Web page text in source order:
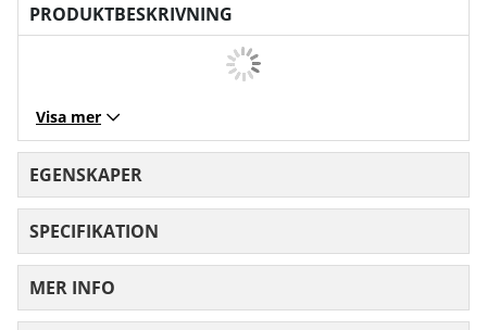
PRODUKTBESKRIVNING
Visa mer
EGENSKAPER
SPECIFIKATION
MER INFO